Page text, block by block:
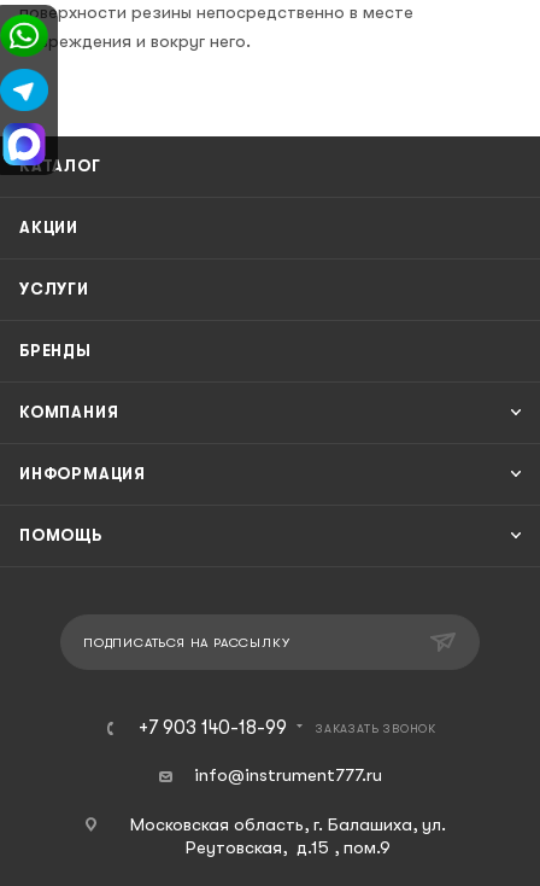
поверхности резины непосредственно в месте
повреждения и вокруг него.
КАТАЛОГ
АКЦИИ
УСЛУГИ
БРЕНДЫ
КОМПАНИЯ
ИНФОРМАЦИЯ
ПОМОЩЬ
ПОДПИСАТЬСЯ НА РАССЫЛКУ
+7 903 140-18-99 ЗАКАЗАТЬ ЗВОНОК
info@instrument777.ru
Московская область, г. Балашиха, ул.
Реутовская, д.15 , пом.9